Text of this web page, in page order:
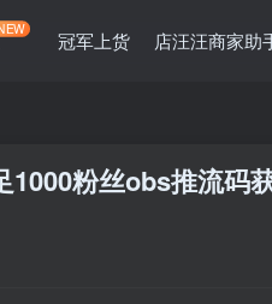
冠军上货 店汪汪商家助
1000粉丝obs推流码